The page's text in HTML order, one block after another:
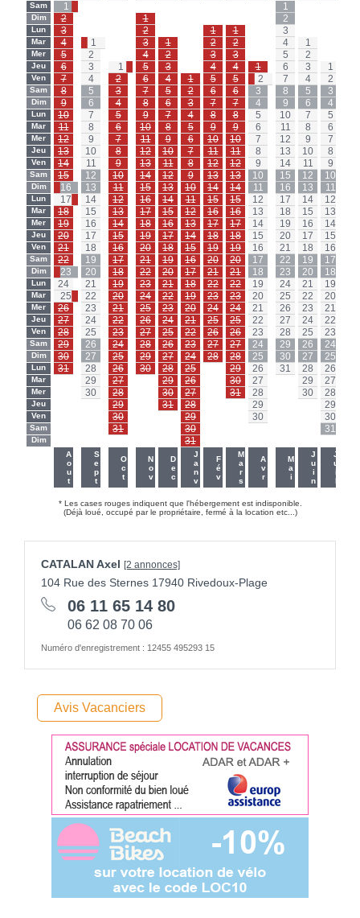
Sam
Dim
Lun
Mar
Mer
Jeu
Ven
Sam
Dim
Lun
Mar
Mer
Jeu
Ven
Sam
Dim
Lun
Mar
Mer
Jeu
Ven
Sam
Dim
Lun
Mar
Mer
Jeu
Ven
Sam
Dim
Lun
Mar
Mer
Jeu
Ven
Sam
Dim
1
2
3
4
5
6
7
8
9
10
11
12
13
14
15
16
17
18
19
20
21
22
23
24
25
26
27
28
29
30
31
Aout
1
2
3
4
5
6
7
8
9
10
11
12
13
14
15
16
17
18
19
20
21
22
23
24
25
26
27
28
29
30
Sept
1
2
3
4
5
6
7
8
9
10
11
12
13
14
15
16
17
18
19
20
21
22
23
24
25
26
27
28
29
30
31
Oct
1
2
3
4
5
6
7
8
9
10
11
12
13
14
15
16
17
18
19
20
21
22
23
24
25
26
27
28
29
30
Nov
1
2
3
4
5
6
7
8
9
10
11
12
13
14
15
16
17
18
19
20
21
22
23
24
25
26
27
28
29
30
31
Dec
1
2
3
4
5
6
7
8
9
10
11
12
13
14
15
16
17
18
19
20
21
22
23
24
25
26
27
28
29
30
31
Janv
1
2
3
4
5
6
7
8
9
10
11
12
13
14
15
16
17
18
19
20
21
22
23
24
25
26
27
28
Fév
1
2
3
4
5
6
7
8
9
10
11
12
13
14
15
16
17
18
19
20
21
22
23
24
25
26
27
28
29
30
31
Mars
1
2
3
4
5
6
7
8
9
10
11
12
13
14
15
16
17
18
19
20
21
22
23
24
25
26
27
28
29
30
Avr
1
2
3
4
5
6
7
8
9
10
11
12
13
14
15
16
17
18
19
20
21
22
23
24
25
26
27
28
29
30
31
Mai
1
2
3
4
5
6
7
8
9
10
11
12
13
14
15
16
17
18
19
20
21
22
23
24
25
26
27
28
29
30
Juin
1
2
3
4
5
6
7
8
9
10
11
12
13
14
15
16
17
18
19
20
21
22
23
24
25
26
27
28
29
30
31
Juil
* Les cases rouges indiquent que l'hébergement est indisponible.
(Déjà loué, occupé par le propriétaire, fermé à la location etc...)
CATALAN Axel [2 annonces]
104 Rue des Sternes 17940 Rivedoux-Plage
06 11 65 14 80
06 62 08 70 06
Numéro d'enregistrement : 12455 495293 15
Avis Vacanciers